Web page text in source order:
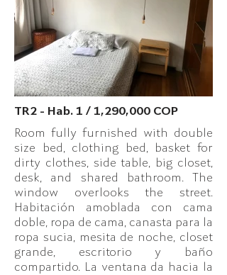
TR2 - Hab. 1 / 1,290,000 COP
Room fully furnished with double
size bed, clothing bed, basket for
dirty clothes, side table, big closet,
desk, and shared bathroom. The
window overlooks the street.
Habitación amoblada con cama
doble, ropa de cama, canasta para la
ropa sucia, mesita de noche, closet
grande, escritorio y baño
compartido. La ventana da hacia la